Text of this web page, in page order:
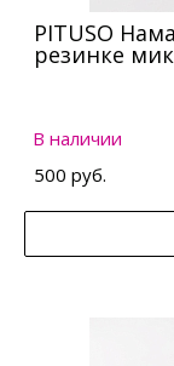
PITUSO
резинке
В наличии
500 руб.